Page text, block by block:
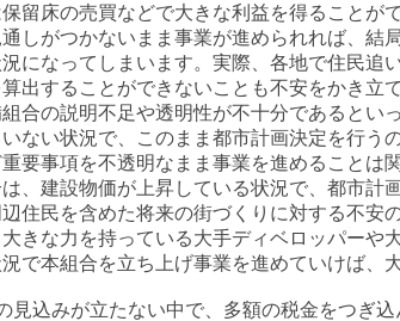
留床の売買などで大きな利益を得ること
しがつかないまま事業が進められれば、結
になってしまいます。実際、各地で住民
出することができないことも不安をかき立
合の説明不足や透明性が不十分であるとい
ない状況で、このまま都市計画決定を行
要事項を不透明なまま事業を進めることは
、建設物価が上昇している状況で、都市計
住民を含めた将来の街づくりに対する不安
きな力を持っている大手ディベロッパーや
で本組合を立ち上げ事業を進めていけば、
込みが立たない中で、多額の税金をつぎ込